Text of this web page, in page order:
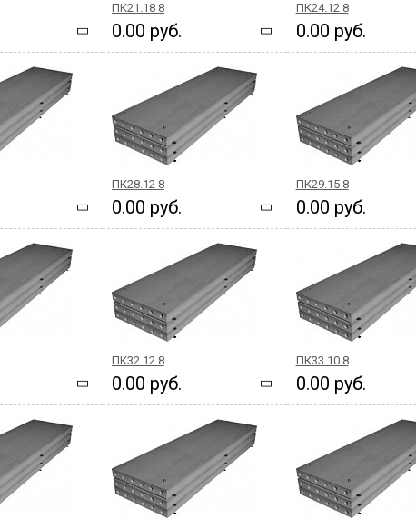
ПК21.18 8
0.00 руб.
ПК24.12 8
0.00 руб.
ПК28.12 8
0.00 руб.
ПК29.15 8
0.00 руб.
ПК32.12 8
0.00 руб.
ПК33.10 8
0.00 руб.